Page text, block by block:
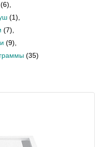
(6)
(1)
(7)
(9)
(35)